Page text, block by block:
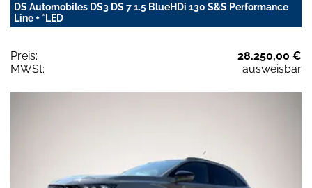
DS Automobiles DS3 DS 7 1.5 BlueHDi 130 S&S Performance
Line + *LED
Preis:
28.250,00 €
MWSt:
ausweisbar